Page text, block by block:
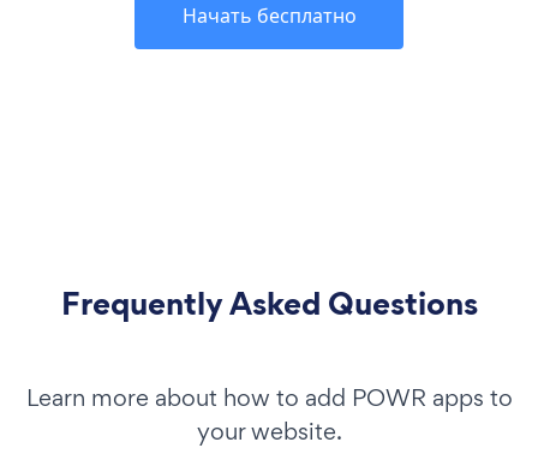
Начать бесплатно
Frequently Asked Questions
Learn more about how to add POWR apps to
your website.